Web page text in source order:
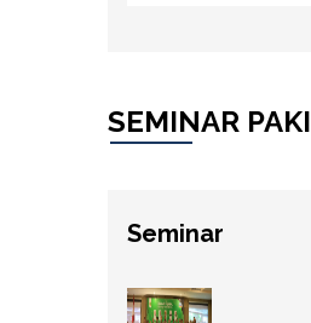
SEMINAR PAKI
Seminar